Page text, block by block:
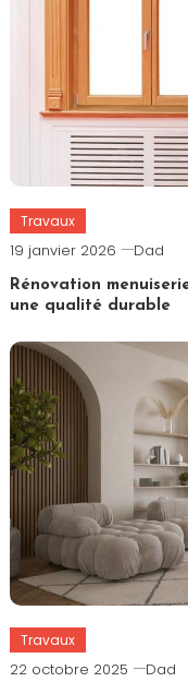
Travaux
19 janvier 2026 Dad
Rénovation
une qualité durable
Travaux
22 octobre 2025 Dad